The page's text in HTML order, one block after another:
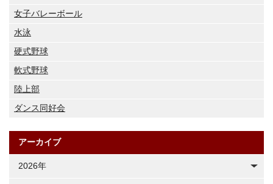
女子バレーボール
水泳
硬式野球
軟式野球
陸上部
ダンス同好会
アーカイブ
2026年